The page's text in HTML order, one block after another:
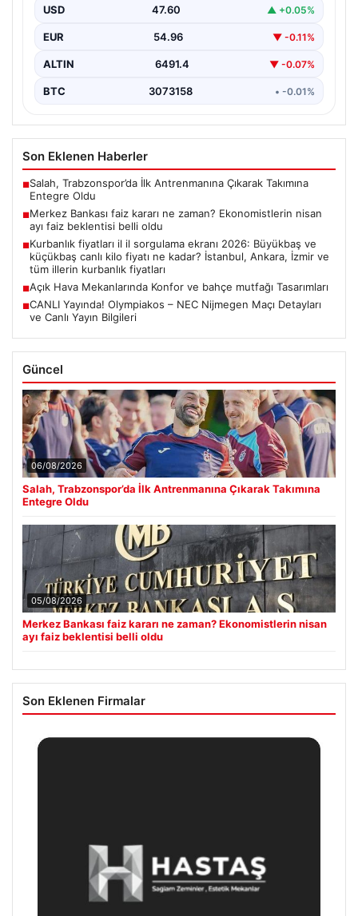
USD 47.60 ▲ +0.05%
EUR 54.96 ▼ -0.11%
ALTIN 6491.4 ▼ -0.07%
BTC 3073158 • -0.01%
Son Eklenen Haberler
■Salah, Trabzonspor’da İlk Antrenmanına Çıkarak Takımına
Entegre Oldu
■Merkez Bankası faiz kararı ne zaman? Ekonomistlerin nisan
ayı faiz beklentisi belli oldu
■Kurbanlık fiyatları il il sorgulama ekranı 2026: Büyükbaş ve
küçükbaş canlı kilo fiyatı ne kadar? İstanbul, Ankara, İzmir ve
tüm illerin kurbanlık fiyatları
■Açık Hava Mekanlarında Konfor ve bahçe mutfağı Tasarımları
■CANLI Yayında! Olympiakos – NEC Nijmegen Maçı Detayları
ve Canlı Yayın Bilgileri
Güncel
06/08/2026
Salah, Trabzonspor’da İlk Antrenmanına Çıkarak Takımına
Entegre Oldu
05/08/2026
Merkez Bankası faiz kararı ne zaman? Ekonomistlerin nisan
ayı faiz beklentisi belli oldu
Son Eklenen Firmalar